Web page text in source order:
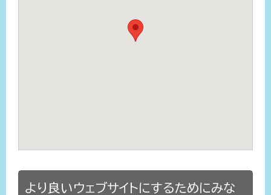
より良いウェブサイトにするためにみな